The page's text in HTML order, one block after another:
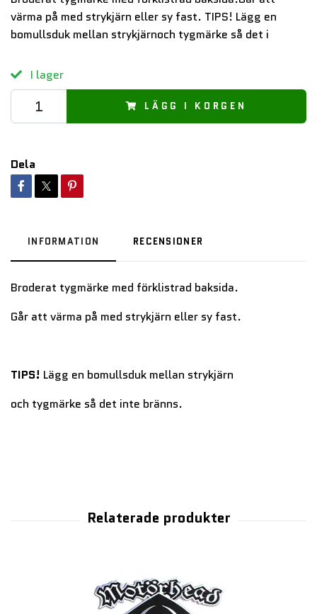
värma på med strykjärn eller sy fast. TIPS! Lägg en
bomullsduk mellan strykjärnoch tygmärke så det i
I lager
LÄGG I KORGEN
Dela
INFORMATION RECENSIONER
Broderat tygmärke med förklistrad baksida.
Går att värma på med strykjärn eller sy fast.
TIPS! Lägg en bomullsduk mellan strykjärn
och tygmärke så det inte bränns.